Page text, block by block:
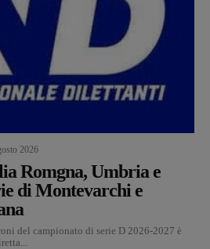
2026
Romgna, Umbria e
di Montevarchi e
del campionato di serie D 2026-2027 è